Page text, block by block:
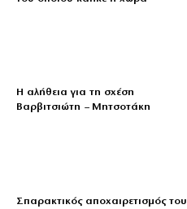
Η αλήθεια για τη σχέση
Βαρβιτσιώτη – Μητσοτάκη
Σπαρακτικός αποχαιρετισμός του